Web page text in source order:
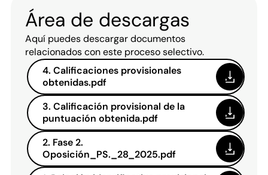
Área de descargas
Aquí puedes descargar documentos
relacionados con este proceso selectivo.
4. Calificaciones provisionales
obtenidas.pdf
3. Calificación provisional de la
puntuación obtenida.pdf
2. Fase 2.
Oposición_PS._28_2025.pdf